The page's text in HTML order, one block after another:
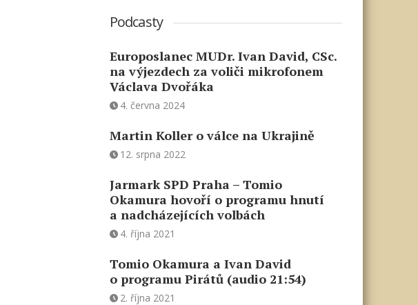
Podcasty
Europoslanec MUDr. Ivan David, CSc.
na výjezdech za voliči mikrofonem
Václava Dvořáka
4. června 2024
Martin Koller o válce na Ukrajině
12. srpna 2022
Jarmark SPD Praha – Tomio
Okamura hovoří o programu hnutí
a nadcházejících volbách
4. října 2021
Tomio Okamura a Ivan David
o programu Pirátů (audio 21:54)
2. října 2021